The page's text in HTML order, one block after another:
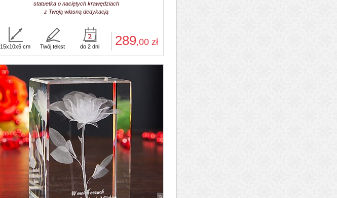
statuetka o naciętych krawędziach
z Twoją własną dedykacją
289,00zł
15x10x6 cm Twój tekst do 2 dni